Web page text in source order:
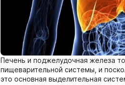
Печень и поджелудочная железа
пищеварительной системы, и
это основная выделительная